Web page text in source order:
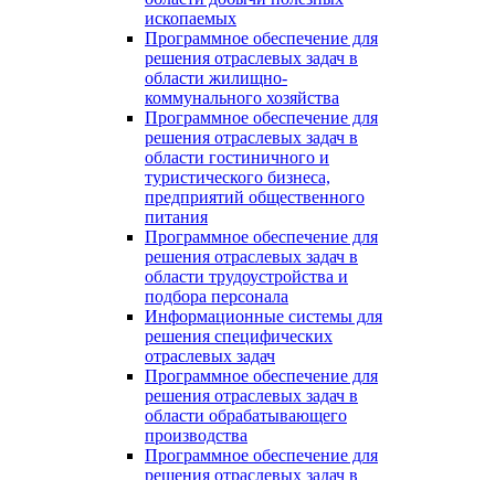
ископаемых
Программное обеспечение для
решения отраслевых задач в
области жилищно-
коммунального хозяйства
Программное обеспечение для
решения отраслевых задач в
области гостиничного и
туристического бизнеса,
предприятий общественного
питания
Программное обеспечение для
решения отраслевых задач в
области трудоустройства и
подбора персонала
Информационные системы для
решения специфических
отраслевых задач
Программное обеспечение для
решения отраслевых задач в
области обрабатывающего
производства
Программное обеспечение для
решения отраслевых задач в